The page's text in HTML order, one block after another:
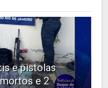
e pistolas
e 2